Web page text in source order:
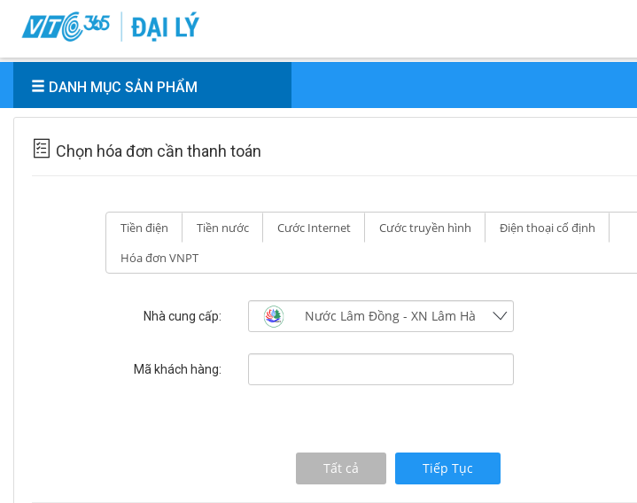
DANH MỤC SẢN PHẨM
Chọn hóa đơn cần thanh toán
Tiền điện Tiền nước Cước Internet Cước truyền hình
Điện thoại cố định
Hóa đơn VNPT
Nhà cung cấp:
Mã khách hàng:
Tất cả Tiếp Tục